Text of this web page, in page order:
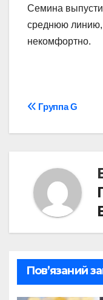
Семина
среднюю линию,
некомфортно.
записів
Группа G
Пов’язаний